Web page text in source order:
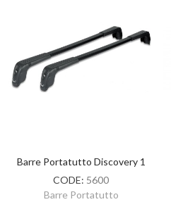
Barre Portatutto Discovery 1
CODE: 5600
Barre Portatutto